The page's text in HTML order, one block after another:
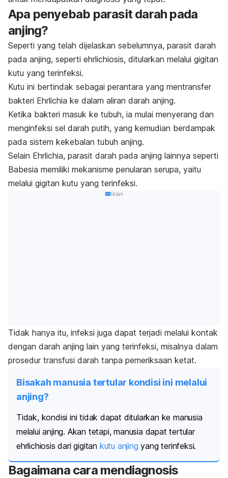
Apa penyebab parasit darah pada
anjing?
Seperti yang telah dijelaskan sebelumnya, parasit darah
pada anjing, seperti ehrlichiosis, ditularkan melalui gigitan
kutu yang terinfeksi.
Kutu ini bertindak sebagai perantara yang mentransfer
bakteri Ehrlichia ke dalam aliran darah anjing.
Ketika bakteri masuk ke tubuh, ia mulai menyerang dan
menginfeksi sel darah putih, yang kemudian berdampak
pada sistem kekebalan tubuh anjing.
Selain Ehrlichia, parasit darah pada anjing lainnya seperti
Babesia memiliki mekanisme penularan serupa, yaitu
melalui gigitan kutu yang terinfeksi.
Iklan
Tidak hanya itu, infeksi juga dapat terjadi melalui kontak
dengan darah anjing lain yang terinfeksi, misalnya dalam
prosedur transfusi darah tanpa pemeriksaan ketat.
Bisakah manusia tertular kondisi ini melalui
anjing?
Tidak, kondisi ini tidak dapat ditularkan ke manusia
melalui anjing. Akan tetapi, manusia dapat tertular
ehrlichiosis dari gigitan kutu anjing yang terinfeksi.
Bagaimana cara mendiagnosis